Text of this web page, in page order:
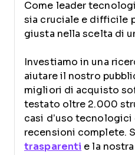
Come leader
sia cruciale e difficile
giusta nella scelta di
Investiamo in una
aiutare il nostro
migliori di acquisto
testato oltre 2.000
casi d’uso
recensioni complete.
trasparenti e la nostra